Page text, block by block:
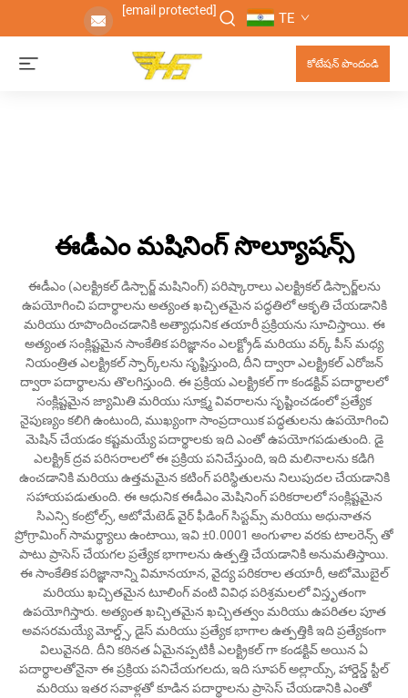
[email protected] TE
కోటేషన్ పొందండి
ఈడీఎం మషినింగ్ సొల్యూషన్స్
ఈడీఎం (ఎలక్ట్రికల్ డిస్చార్జ్ మషినింగ్) పరిష్కారాలు ఎలక్ట్రికల్ డిస్చార్జ్‌లను
ఉపయోగించి పదార్థాలను అత్యంత ఖచ్చితమైన పద్ధతిలో ఆకృతి చేయడానికి
మరియు రూపొందించడానికి అత్యాధునిక తయారీ ప్రక్రియను సూచిస్తాయి. ఈ
అత్యంత సంక్లిష్టమైన సాంకేతిక పరిజ్ఞానం ఎలక్ట్రోడ్ మరియు వర్క్ పీస్ మధ్య
నియంత్రిత ఎలక్ట్రికల్ స్పార్క్‌లను సృష్టిస్తుంది, దీని ద్వారా ఎలక్ట్రికల్ ఎరోజన్
ద్వారా పదార్థాలను తొలగిస్తుంది. ఈ ప్రక్రియ ఎలక్ట్రికల్ గా కండక్టివ్ పదార్థాలలో
సంక్లిష్టమైన జ్యామితి మరియు సూక్ష్మ వివరాలను సృష్టించడంలో ప్రత్యేక
నైపుణ్యం కలిగి ఉంటుంది, ముఖ్యంగా సాంప్రదాయిక పద్ధతులను ఉపయోగించి
మెషిన్ చేయడం కష్టమయ్యే పదార్థాలకు ఇది ఎంతో ఉపయోగపడుతుంది. డై
ఎలక్ట్రిక్ ద్రవ పరిసరాలలో ఈ ప్రక్రియ పనిచేస్తుంది, ఇది మలినాలను కడిగి
ఉంచడానికి మరియు ఉత్తమమైన కటింగ్ పరిస్థితులను నిలుపుదల చేయడానికి
సహాయపడుతుంది. ఈ ఆధునిక ఈడీఎం మెషినింగ్ పరికరాలలో సంక్లిష్టమైన
సిఎన్సి కంట్రోల్స్, ఆటోమేటెడ్ వైర్ ఫీడింగ్ సిస్టమ్స్ మరియు అధునాతన
ప్రోగ్రామింగ్ సామర్థ్యాలు ఉంటాయి, ఇవి ±0.0001 అంగుళాల వరకు టాలరెన్స్ తో
పాటు ప్రాసెస్ చేయగల ప్రత్యేక భాగాలను ఉత్పత్తి చేయడానికి అనుమతిస్తాయి.
ఈ సాంకేతిక పరిజ్ఞానాన్ని విమానయాన, వైద్య పరికరాల తయారీ, ఆటోమొబైల్
మరియు ఖచ్చితమైన టూలింగ్ వంటి వివిధ పరిశ్రమలలో విస్తృతంగా
ఉపయోగిస్తారు. అత్యంత ఖచ్చితమైన ఖచ్చితత్వం మరియు ఉపరితల పూత
అవసరమయ్యే మోల్డ్స్, డైస్ మరియు ప్రత్యేక భాగాల ఉత్పత్తికి ఇది ప్రత్యేకంగా
విలువైనది. దీని కఠినత ఏమైనప్పటికీ ఎలక్ట్రికల్ గా కండక్టివ్ అయిన ఏ
పదార్థాలతోనైనా ఈ ప్రక్రియ పనిచేయగలదు, ఇది సూపర్ అల్లాయ్స్, హార్డెన్డ్ స్టీల్
మరియు ఇతర సవాళ్లతో కూడిన పదార్థాలను ప్రాసెస్ చేయడానికి ఎంతో